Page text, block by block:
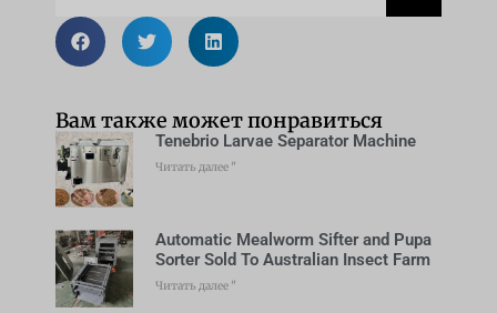
Вам также может понравиться
Tenebrio Larvae Separator Machine
Читать далее "
Automatic Mealworm Sifter and Pupa
Sorter Sold To Australian Insect Farm
Читать далее "